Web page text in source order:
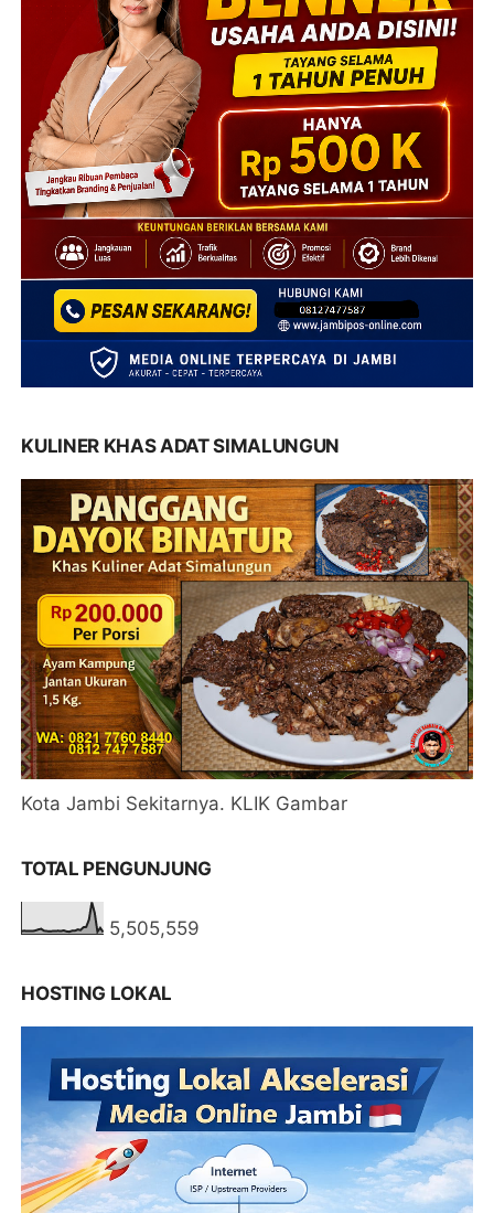
KULINER KHAS ADAT SIMALUNGUN
Kota Jambi Sekitarnya. KLIK Gambar
TOTAL PENGUNJUNG
5,505,559
HOSTING LOKAL